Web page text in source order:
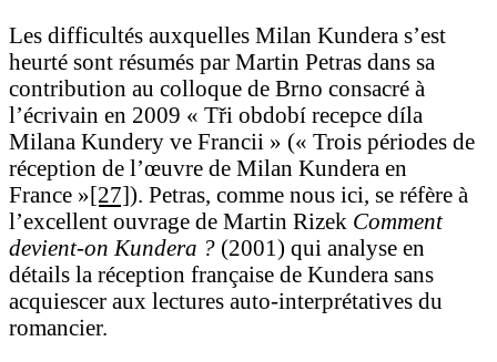
Les difficultés auxquelles Milan Kundera s’est
heurté sont résumés par Martin Petras dans sa
contribution au colloque de Brno consacré à
l’écrivain en 2009 « Tři období recepce díla
Milana Kundery ve Francii » (« Trois périodes de
réception de l’œuvre de Milan Kundera en
France »[27]). Petras, comme nous ici, se réfère à
l’excellent ouvrage de Martin Rizek Comment
devient-on Kundera ? (2001) qui analyse en
détails la réception française de Kundera sans
acquiescer aux lectures auto-interprétatives du
romancier.